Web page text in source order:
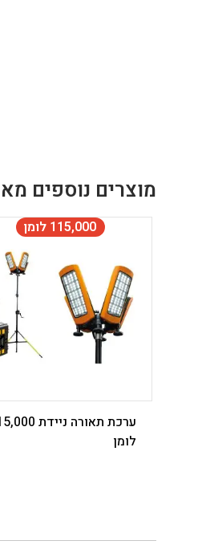
מוצרים נוספים
115,000 לומן
ערכת תאורה ניידת
לומן